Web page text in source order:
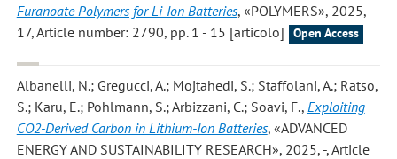
Furanoate Polymers for Li-Ion Batteries, «POLYMERS», 2025,
17, Article number: 2790, pp. 1 - 15 [articolo]
Open Access
Albanelli, N.; Gregucci, A.; Mojtahedi, S.; Staffolani, A.; Ratso,
S.; Karu, E.; Pohlmann, S.; Arbizzani, C.; Soavi, F., Exploiting
CO2-Derived Carbon in Lithium-Ion Batteries, «ADVANCED
ENERGY AND SUSTAINABILITY RESEARCH», 2025, -, Article